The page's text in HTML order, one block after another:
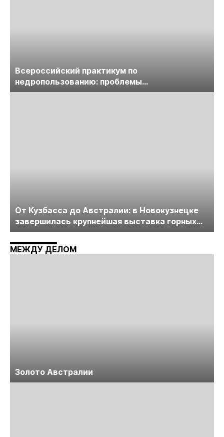
Всероссийский практикум по
недропользованию: проблемы
лицензирования, цифровизации, экспертизы
От Кузбасса до Австралии: в Новокузнецке
завершилась крупнейшая выставка горных
технологий «Недра России. Уголь России и
Майнинг»
МЕЖДУ ДЕЛОМ
Золото Австралии